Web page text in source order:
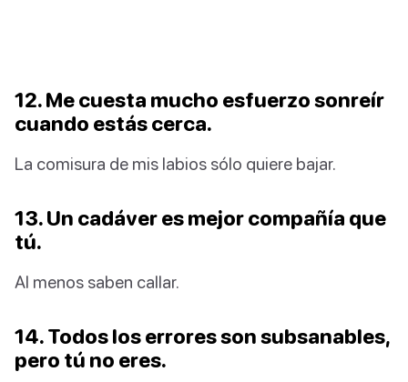
12. Me cuesta mucho esfuerzo sonreír
cuando estás cerca.
La comisura de mis labios sólo quiere bajar.
13. Un cadáver es mejor compañía que
tú.
Al menos saben callar.
14. Todos los errores son subsanables,
pero tú no eres.